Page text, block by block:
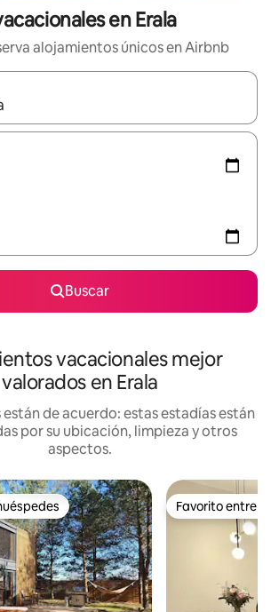
en Erala
alojamientos únicos en Airbnb
estén disponibles, navega con las
Buscar
vacacionales mejor
valorados en Erala
están de acuerdo: estas estadías están
por su ubicación, limpieza y otros
aspectos.
Favorito entre
Favorito entre